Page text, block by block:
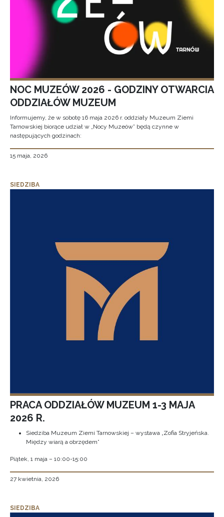
NOC MUZEÓW 2026 - GODZINY OTWARCIA
ODDZIAŁÓW MUZEUM
Informujemy, że w sobotę 16 maja 2026 r. oddziały Muzeum Ziemi
Tarnowskiej biorące udział w „Nocy Muzeów” będą czynne w
następujących godzinach:
15 maja, 2026
SIEDZIBA
PRACA ODDZIAŁÓW MUZEUM 1-3 MAJA
2026 R.
Siedziba Muzeum Ziemi Tarnowskiej – wystawa „Zofia Stryjeńska.
Między wiarą a obrzędem”
Piątek, 1 maja – 10:00-15:00
27 kwietnia, 2026
SIEDZIBA